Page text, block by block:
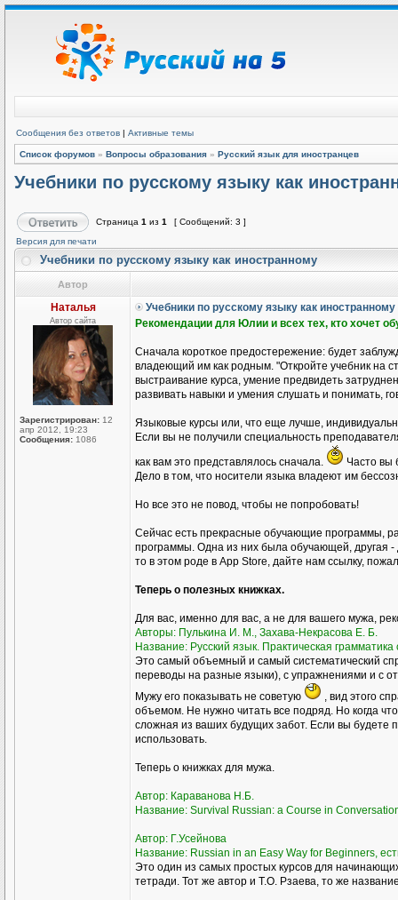
Сообщения без ответов | Активные темы
Список форумов » Вопросы образования » Русский язык для иностранцев
Учебники по русскому языку как
Страница 1 из 1
[ Сообщений: 3 ]
Версия для печати
Учебники по русскому языку как иностранному
Автор
Наталья
Автор сайта
Зарегистрирован: 12
апр 2012, 19:23
Сообщения: 1086
Учебники по русскому языку как иностранному
Рекомендации для Юлии и всех тех, кто хочет
Сначала короткое предостережение: будет
владеющий им как родным. "Откройте учебник на
выстраивание курса, умение предвидеть
развивать навыки и умения слушать и понимать,
Языковые курсы или, что еще лучше,
Если вы не получили специальность
как вам это представлялось сначала.
Часто вы
Дело в том, что носители языка владеют им
Но все это не повод, чтобы не попробовать!
Сейчас есть прекрасные обучающие программы,
программы. Одна из них была обучающей, другая -
то в этом роде в Аpp Store, дайте нам ссылку,
Теперь о полезных книжках.
Для вас, именно для вас, а не для вашего мужа,
Авторы: Пулькина И. М., Захава-Некрасова Е. Б.
Название: Русский язык. Практическая
Это самый объемный и самый систематический
переводы на разные языки), с упражнениями и с
Мужу его показывать не советую
, вид этого
объемом. Не нужно читать все подряд. Но когда
сложная из ваших будущих забот. Если вы будете
использовать.
Теперь о книжках для мужа.
Автор: Караванова Н.Б.
Название: Survival Russian: а Course in
Автор: Г.Усейнова
Название: Russian in an Easy Way for Beginners,
Это один из самых простых курсов для
тетради. Тот же автор и Т.О. Рзаева, то же